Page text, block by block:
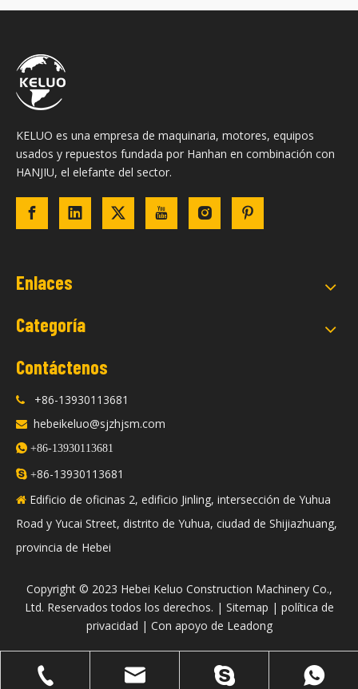
KELUO es una empresa de maquinaria, motores, equipos
usados ​​y repuestos fundada por Hanhan en combinación con
HANJIU, el elefante del sector.
Enlaces
Categoría
Contáctenos
 +86-13930113681
 hebeikeluo@sjzhjsm.com
 +86-13930113681
 +86-13930113681
 Edificio de oficinas 2, edificio Jinling, intersección de Yuhua
Road y Yucai Street, distrito de Yuhua, ciudad de Shijiazhuang,
provincia de Hebei
​Copyright © 2023 Hebei Keluo Construction Machinery Co.,
Ltd. Reservados todos los derechos. | Sitemap | política de
privacidad | Con apoyo de Leadong